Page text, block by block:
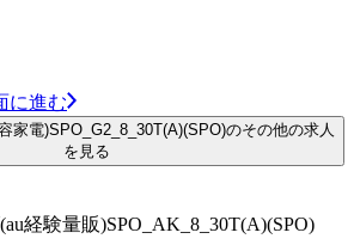
に進む
家電)SPO_G2_8_30T(A)(SPO)のその他の求人
を見る
経験量販)SPO_AK_8_30T(A)(SPO)